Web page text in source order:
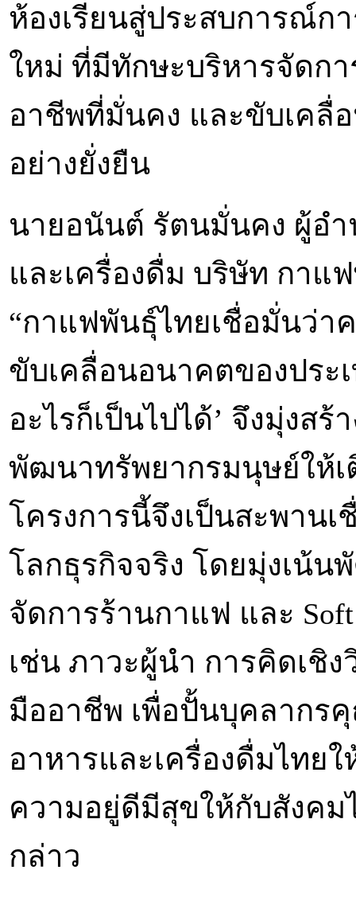
ห้องเรียนสู่ประสบการณ์ก
ใหม่ ที่มีทักษะบริหารจัดก
อาชีพที่มั่นคง และขับเคลื่อ
อย่างยั่งยืน
นายอนันต์ รัตนมั่นคง ผู้อำ
และเครื่องดื่ม บริษัท กาแ
“กาแฟพันธุ์ไทยเชื่อมั่นว่
ขับเคลื่อนอนาคตของประ
อะไรก็เป็นไปได้’ จึงมุ่งส
พัฒนาทรัพยากรมนุษย์ให้เ
โครงการนี้จึงเป็นสะพาน
โลกธุรกิจจริง โดยมุ่งเน้น
จัดการร้านกาแฟ และ
เช่น ภาวะผู้นำ การคิดเชิ
มืออาชีพ เพื่อปั้นบุคลากร
อาหารและเครื่องดื่มไทย
ความอยู่ดีมีสุขให้กับสังคม
กล่าว